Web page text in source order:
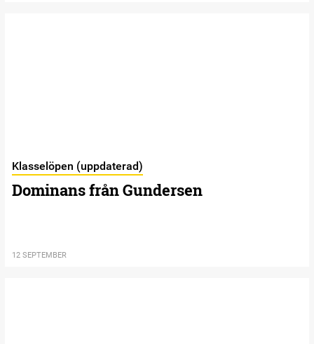
Klasselöpen (uppdaterad)
Dominans från Gundersen
12 SEPTEMBER